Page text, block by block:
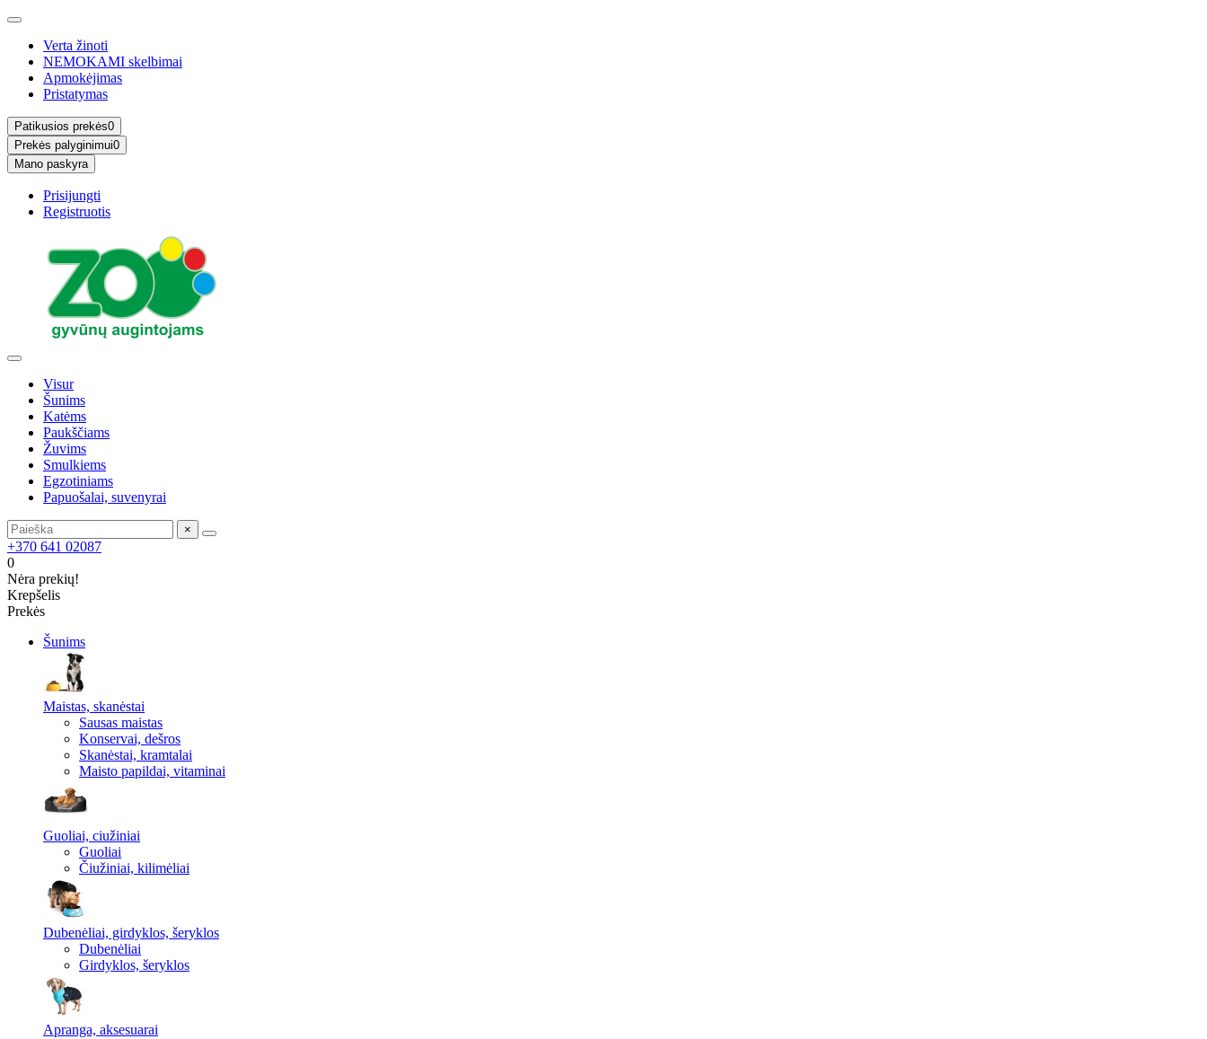
Verta žinoti
NEMOKAMI skelbimai
Apmokėjimas
Pristatymas
Patikusios prekės0
Prekės palyginimui0
Mano paskyra
Prisijungti
Registruotis
Visur
Šunims
Katėms
Paukščiams
Žuvims
Smulkiems
Egzotiniams
Papuošalai, suvenyrai
×
+370 641 02087
0
Nėra prekių!
Krepšelis
Prekės
Šunims
Maistas, skanėstai
Sausas maistas
Konservai, dešros
Skanėstai, kramtalai
Maisto papildai, vitaminai
Guoliai, ciužiniai
Guoliai
Čiužiniai, kilimėliai
Dubenėliai, girdyklos, šeryklos
Dubenėliai
Girdyklos, šeryklos
Apranga, aksesuarai